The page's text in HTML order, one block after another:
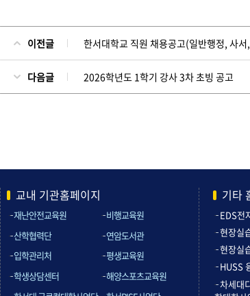
이전글 한서대학교 직원 채용공고(일반행정, 사
다음글 2026학년도 1학기 강사 3차 초빙 공고
교내 기관홈페이지
재난안전교육원
비행교육원
산학협력단
연암도서관
입학관리처
평생교육원
학생상담센터
해양스포츠교육원
기타
EDS전
현장실
현장실
HUSS
차세대